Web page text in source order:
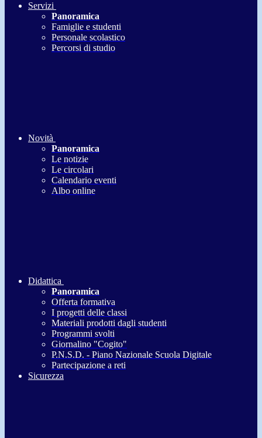
Servizi
Panoramica
Famiglie e studenti
Personale scolastico
Percorsi di studio
Novità
Panoramica
Le notizie
Le circolari
Calendario eventi
Albo online
Didattica
Panoramica
Offerta formativa
I progetti delle classi
Materiali prodotti dagli studenti
Programmi svolti
Giornalino "Cogito"
P.N.S.D. - Piano Nazionale Scuola Digitale
Partecipazione a reti
Sicurezza